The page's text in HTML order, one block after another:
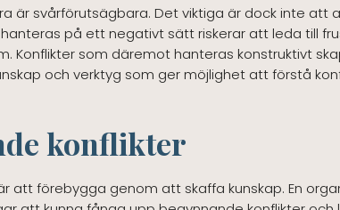
är svårförutsägbara. Det viktiga är dock inte att
på ett negativt sätt riskerar att leda till
Konflikter som däremot hanteras konstruktivt
och verktyg som ger möjlighet att förstå
konflikter
att förebygga genom att skaffa kunskap. En